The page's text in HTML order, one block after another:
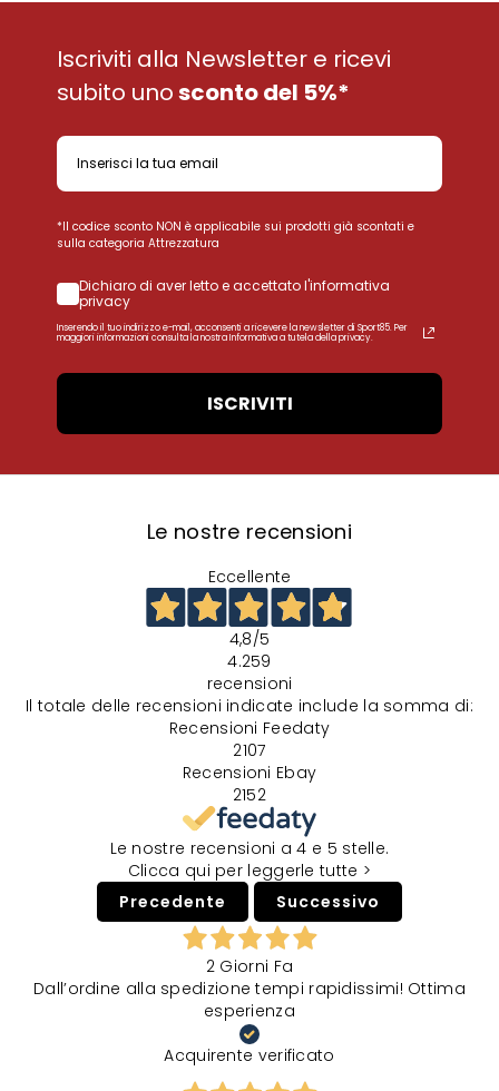
Iscriviti alla Newsletter e ricevi
subito unosconto del 5%*
*Il codice sconto NON è applicabile sui prodotti già scontati e
sulla categoria Attrezzatura
Dichiaro di aver letto e accettato l'informativa
privacy
Inserendo il tuo indirizzo e-mail, acconsenti a ricevere la newsletter di Sport85. Per
maggiori informazioni consulta la nostra Informativa a tutela della privacy.
ISCRIVITI
Le nostre recensioni
Eccellente
4,8/5
4.259
recensioni
Il totale delle recensioni indicate include la somma di:
Recensioni Feedaty
2107
Recensioni Ebay
2152
Le nostre recensioni a 4 e 5 stelle.
Clicca qui per leggerle tutte >
Precedente
Successivo
2 Giorni Fa
Dall’ordine alla spedizione tempi rapidissimi! Ottima
esperienza
Acquirente verificato